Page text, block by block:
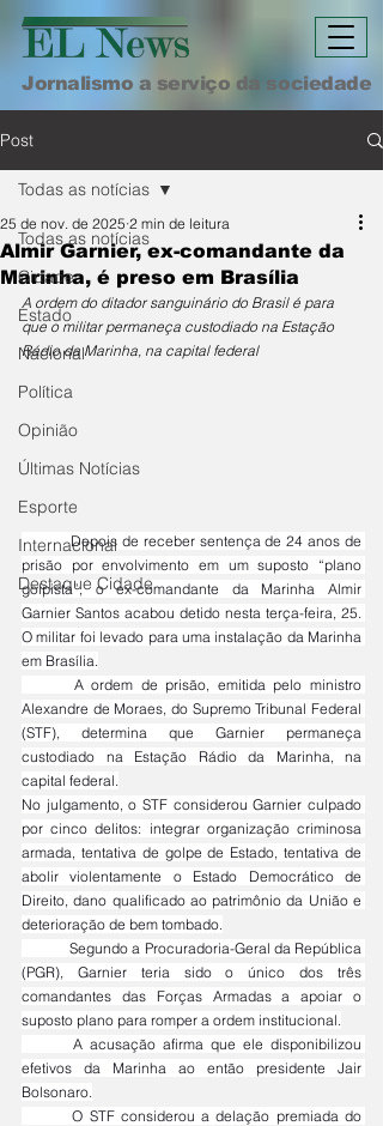
Jornalismo a serviço da sociedade
Post
Todas as notícias
Cidade
Estado
Nacional
Política
Opinião
Últimas Notícias
Esporte
Internacional
Destaque Cidade
Todas as notícias
Almir Garnier, ex-comandante da
Marinha, é preso em Brasília
25 de nov. de 2025 2 min de leitura
A ordem do ditador sanguinário do Brasil é para
que o militar permaneça custodiado na Estação
Rádio da Marinha, na capital federal
	Depois de receber sentença de 24 anos de
prisão por envolvimento em um suposto “plano
golpista”, o ex-comandante da Marinha Almir
Garnier Santos acabou detido nesta terça-feira, 25.
O militar foi levado para uma instalação da Marinha
em Brasília.
Alexandre de Moraes, do Supremo Tribunal Federal
(STF), determina que Garnier permaneça
custodiado na Estação Rádio da Marinha, na
capital federal.
No julgamento, o STF considerou Garnier culpado
por cinco delitos: integrar organização criminosa
armada, tentativa de golpe de Estado, tentativa de
abolir violentamente o Estado Democrático de
Direito, dano qualificado ao patrimônio da União e
deterioração de bem tombado.
	Segundo a Procuradoria-Geral da República
(PGR), Garnier teria sido o único dos três
comandantes das Forças Armadas a apoiar o
suposto plano para romper a ordem institucional.
efetivos da Marinha ao então presidente Jair
Bolsonaro.
	O STF considerou a delação premiada do